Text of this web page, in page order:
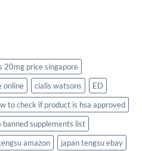
20mg price singapore
online cialis watsons
ED
to check if product is hsa approved
banned supplements list
amazon
japan tengsu ebay